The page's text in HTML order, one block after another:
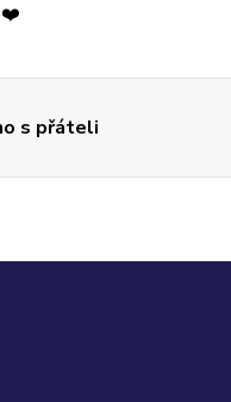
❤️
s přáteli